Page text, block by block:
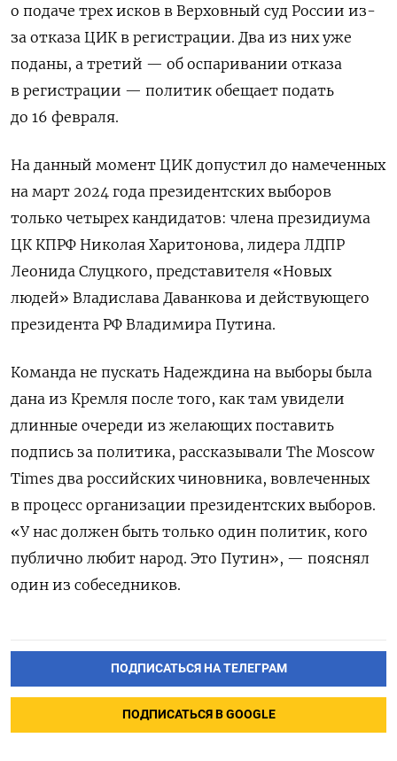
о подаче трех исков в Верховный суд России из-
за отказа ЦИК в регистрации. Два из них уже
поданы, а третий — об оспаривании отказа
в регистрации — политик обещает подать
до 16 февраля.
На данный момент ЦИК допустил до намеченных
на март 2024 года президентских выборов
только четырех кандидатов: члена президиума
ЦК КПРФ Николая Харитонова, лидера ЛДПР
Леонида Слуцкого, представителя «Новых
людей» Владислава Даванкова и действующего
президента РФ Владимира Путина.
Команда не пускать Надеждина на выборы была
дана из Кремля после того, как там увидели
длинные очереди из желающих поставить
подпись за политика, рассказывали The Moscow
Times два российских чиновника, вовлеченных
в процесс организации президентских выборов.
«У нас должен быть только один политик, кого
публично любит народ. Это Путин», — пояснял
один из собеседников.
ПОДПИСАТЬСЯ НА ТЕЛЕГРАМ
ПОДПИСАТЬСЯ В GOOGLE